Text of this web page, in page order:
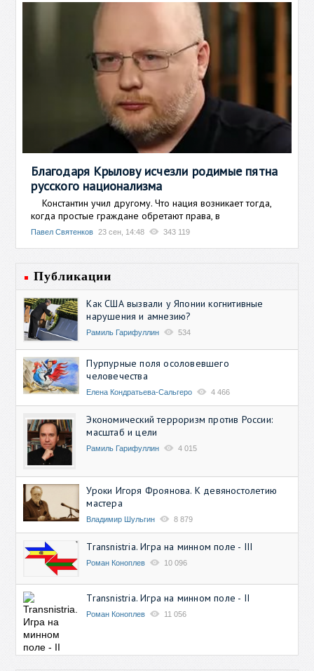
Благодаря Крылову исчезли родимые пятна
русского национализма
Константин учил другому. Что нация возникает тогда,
когда простые граждане обретают права, в
Павел Святенков 23 сен, 14:48 343 119
Публикации
Как США вызвали у Японии когнитивные
нарушения и амнезию?
Рамиль Гарифуллин 534
Пурпурные поля осоловевшего
человечества
Елена Кондратьева-Сальгеро 4 466
Экономический терроризм против России:
масштаб и цели
Рамиль Гарифуллин 4 015
Уроки Игоря Фроянова. К девяностолетию
мастера
Владимир Шульгин 8 879
Transnistria. Игра на минном поле - III
Роман Коноплев 10 096
Transnistria. Игра на минном поле - II
Роман Коноплев 11 056